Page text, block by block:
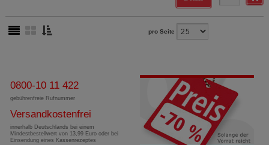
pro Seite
0800-10 11 422
gebührenfreie Rufnummer
Versandkostenfrei
innerhalb Deutschlands bei einem
Mindestbestellwert von 13,99 Euro oder bei
Einsendung eines Kassenrezeptes